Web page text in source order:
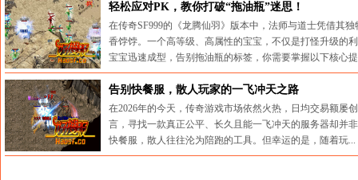
轻松应对PK，教你打破“拖油瓶”迷思！
在传奇SF999的《龙腾仙羽》版本中，法师与道士凭借其
香饽饽。一个高等级、高属性的宝宝，不仅是打怪升级的
宝宝迅速成型，告别拖油瓶的标签，你需要掌握以下核心
来源：传奇搜服网 时间:2026-07-03 09:31:43
告别快餐服，散人玩家的一飞冲天之路
在2026年的今天，传奇游戏市场依然火热，日均交易额屡
言，寻找一款真正公平、长久且能一飞冲天的服务器却并
快餐服，散人往往沦为陪跑的工具。但幸运的是，随着玩...
来源：传奇搜服网 时间:2026-06-29 10:24:23